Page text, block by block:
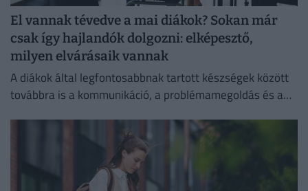
El vannak tévedve a mai diákok? Sokan már
csak így hajlandók dolgozni: elképesztő,
milyen elvárásaik vannak
A diákok által legfontosabbnak tartott készségek között
továbbra is a kommunikáció, a problémamegoldás és a